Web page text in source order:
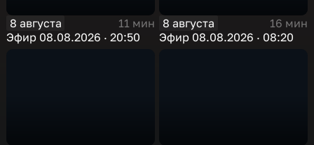
8 августа
11 мин
Эфир 08.08.2026 · 20:50
8 августа
16 мин
Эфир 08.08.2026 · 08:20